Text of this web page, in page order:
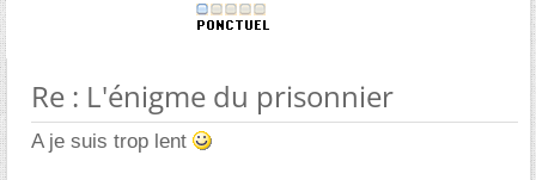
Re : L'énigme du prisonnier
A je suis trop lent